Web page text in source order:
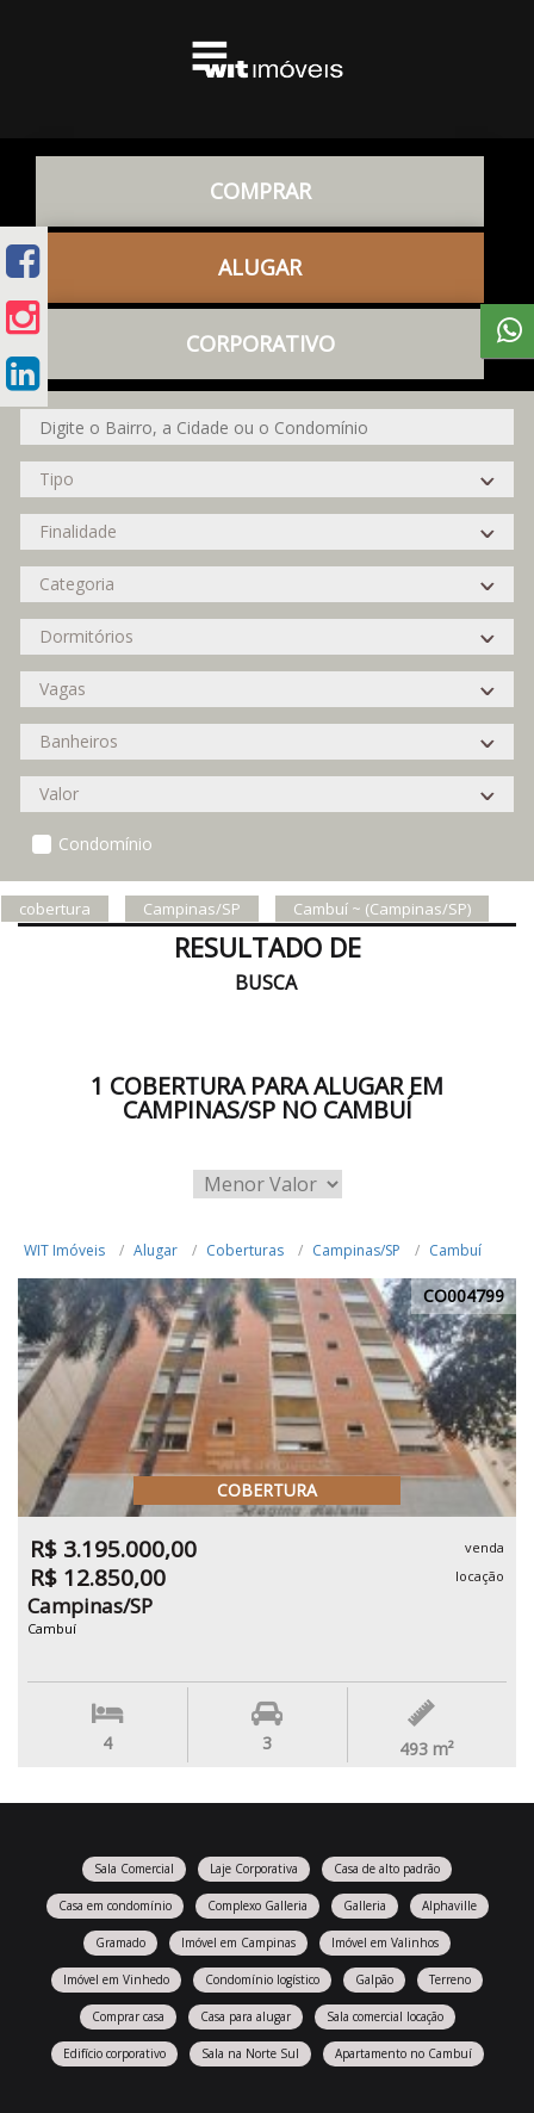
COMPRAR
ALUGAR
CORPORATIVO
Condomínio
cobertura Campinas/SP Cambuí ~ (Campinas/SP)
RESULTADO DE
BUSCA
1 COBERTURA PARA ALUGAR EM
CAMPINAS/SP NO CAMBUÍ
WIT Imóveis Alugar Coberturas Campinas/SP Cambuí
CO004799
COBERTURA
R$ 3.195.000,00 venda
R$ 12.850,00 locação
Campinas/SP
Cambuí
4 3 493 m²
Sala Comercial Laje Corporativa Casa de alto padrão
Casa em condomínio Complexo Galleria Galleria Alphaville
Gramado Imóvel em Campinas Imóvel em Valinhos
Imóvel em Vinhedo Condomínio logístico Galpão Terreno
Comprar casa Casa para alugar Sala comercial locação
Edifício corporativo Sala na Norte Sul Apartamento no Cambuí